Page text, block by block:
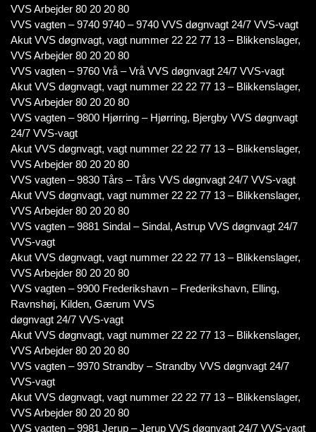
VVS Arbejder 80 20 20 80
VVS vagten – 9740 9740 – 9740 VVS døgnvagt 24/7 VVS-vagt
Akut VVS døgnvagt, vagt nummer 22 22 77 13 – Blikkenslager,
VVS Arbejder 80 20 20 80
VVS vagten – 9760 Vrå – Vrå VVS døgnvagt 24/7 VVS-vagt
Akut VVS døgnvagt, vagt nummer 22 22 77 13 – Blikkenslager,
VVS Arbejder 80 20 20 80
VVS vagten – 9800 Hjørring – Hjørring, Bjergby VVS døgnvagt
24/7 VVS-vagt
Akut VVS døgnvagt, vagt nummer 22 22 77 13 – Blikkenslager,
VVS Arbejder 80 20 20 80
VVS vagten – 9830 Tårs – Tårs VVS døgnvagt 24/7 VVS-vagt
Akut VVS døgnvagt, vagt nummer 22 22 77 13 – Blikkenslager,
VVS Arbejder 80 20 20 80
VVS vagten – 9881 Sindal – Sindal, Astrup VVS døgnvagt 24/7
VVS-vagt
Akut VVS døgnvagt, vagt nummer 22 22 77 13 – Blikkenslager,
VVS Arbejder 80 20 20 80
VVS vagten – 9900 Frederikshavn – Frederikshavn, Elling,
Ravnshøj, Kilden, Gærum VVS
døgnvagt 24/7 VVS-vagt
Akut VVS døgnvagt, vagt nummer 22 22 77 13 – Blikkenslager,
VVS Arbejder 80 20 20 80
VVS vagten – 9970 Strandby – Strandby VVS døgnvagt 24/7
VVS-vagt
Akut VVS døgnvagt, vagt nummer 22 22 77 13 – Blikkenslager,
VVS Arbejder 80 20 20 80
VVS vagten – 9981 Jerup – Jerup VVS døgnvagt 24/7 VVS-vagt